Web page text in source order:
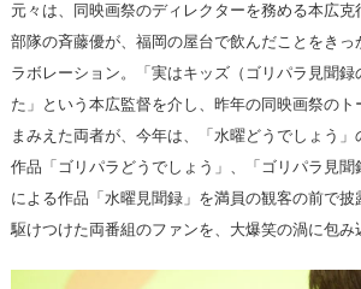
元々は、同映画祭のディレクターを務める本広克
部隊の斉藤優が、福岡の屋台で飲んだことをきっ
ラボレーション。「実はキッズ（ゴリパラ見聞録
た」という本広監督を介し、昨年の同映画祭の
まみえた両者が、今年は、「水曜どうでしょう
作品「ゴリパラどうでしょう」、「ゴリパラ見聞
による作品「水曜見聞録」を満員の観客の前で
駆けつけた両番組のファンを、大爆笑の渦に包み